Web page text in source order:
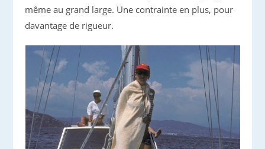
même au grand large. Une contrainte en plus, pour
davantage de rigueur.